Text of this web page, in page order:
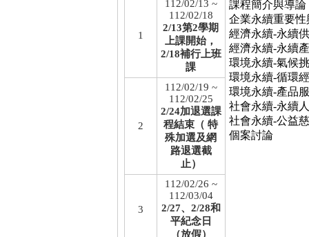
1
112/02/13 ~
112/02/18
2/13第2學期
上課開始，
2/18補行上班
課
課程簡介與導論
企業永續重要性
經濟永續-永續
經濟永續-永續
環境永續-氣候
環境永續-循環
環境永續-產品
社會永續-永續
社會永續-公益
個案討論
2
112/02/19 ~
112/02/25
2/24加退選課
程結束（ 特
殊加選及網
路退選截
止）
3
112/02/26 ~
112/03/04
2/27、2/28和
平紀念日
（放假）